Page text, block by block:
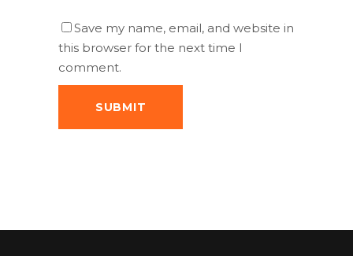
Save my name, email, and website in
this browser for the next time I
comment.